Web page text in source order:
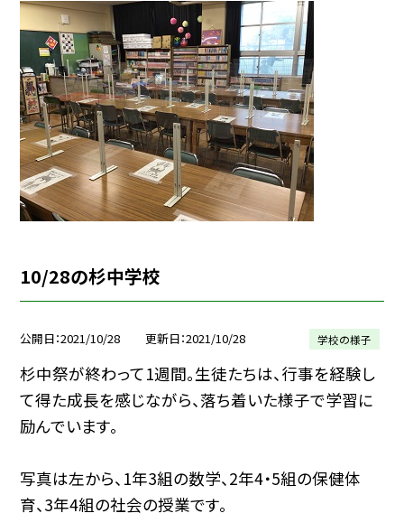
10/28の杉中学校
公開日 2021/10/28 更新日 2021/10/28 学校の様子
杉中祭が終わって1週間。生徒たちは、行事を経験し
て得た成長を感じながら、落ち着いた様子で学習に
励んでいます。
写真は左から、1年3組の数学、2年4・5組の保健体
育、3年4組の社会の授業です。